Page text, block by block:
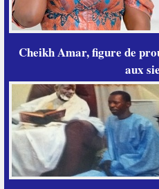
Cheikh Amar, figure de
aux